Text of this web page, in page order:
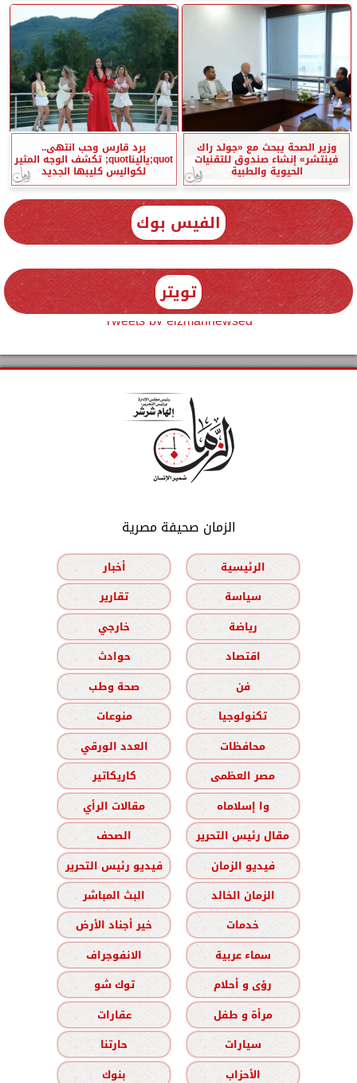
وزير الصحة يبحث مع «جولد راك
فينتشر» إنشاء صندوق للتقنيات
الحيوية والطبية
برد قارس وحب انتهى..
quot;ياليناquot; تكشف الوجه المثير
لكواليس كليبها الجديد
الفيس بوك
تويتر
Tweets by elzmannewseg
الزمان صحيفة مصرية
الرئيسية
أخبار
سياسة
تقارير
رياضة
خارجي
اقتصاد
حوادث
فن
صحة وطب
تكنولوجيا
منوعات
محافظات
العدد الورقي
مصر العظمى
كاريكاتير
وا إسلاماه
مقالات الرأي
مقال رئيس التحرير
الصحف
فيديو الزمان
فيديو رئيس التحرير
الزمان الخالد
البث المباشر
خدمات
خير أجناد الأرض
سماء عربية
الانفوجراف
رؤى و أحلام
توك شو
مرأة و طفل
عقارات
سيارات
حارتنا
الأحزاب
بنوك